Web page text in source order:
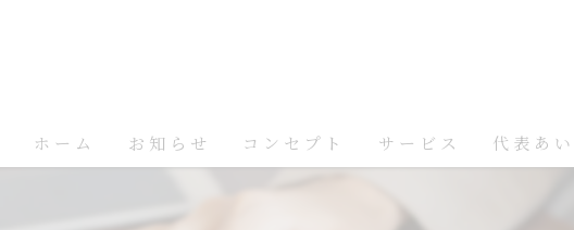
ホーム お知らせ コンセプト サービス 代表あ